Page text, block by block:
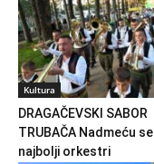
Kultura
DRAGAČEVSKI SABOR
TRUBAČA Nadmeću se
najbolji orkestri